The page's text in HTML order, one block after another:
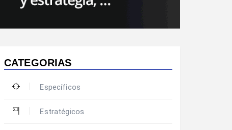
CATEGORIAS
Específicos
Estratégicos